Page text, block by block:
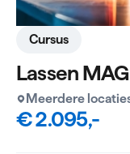
Lassen
Cursus
Meerdere
€ 2.095,-